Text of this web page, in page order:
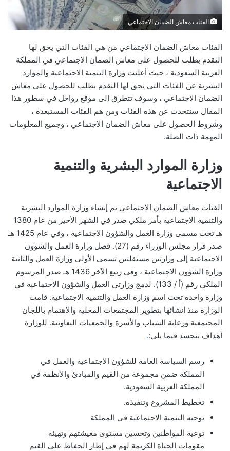
الفئات معاش الضمان الاجتماعي
الفئات معاش الضمان الاجتماعي من هي الفئات التي يحق لها
التقدم بطلب للحصول على معاش الضمان الاجتماعي في المملكة
العربية السعودية ، حيث أعلنت وزارة التنمية الاجتماعية والموارد
البشرية عن الفئات التي يحق لها التقدم بطلب للحصول على معاش
الضمان الاجتماعي ، وسوف تتطرق إلى موقع رواحل في سطور هذا
المقال سنتحدث عن هذه الفئات ومن هم الفئات المستبعدة ،
وشروط الحصول على معاش الضمان الاجتماعي ، وجميع المعلومات
المهمة ذات الصلة.
وزارة الموارد البشرية والتنمية
الاجتماعية
الفئات معاش الضمان الاجتماعي تم إنشاء وزارة الموارد البشرية
والتنمية الاجتماعية بأمر ملكي صدر في الشهر الأخير من عام 1380
هـ تحت مسمى وزارة العمل والشؤون الاجتماعية ، وفي عام 1425 هـ
صدر قرار مجلس الوزراء رقم (27). فصل وزارة العمل والشؤون
الاجتماعية إلى وزارتين مستقلتين تسمى الأولى وزارة العمل والثانية
وزارة الشؤون الاجتماعية ، وفي ربيع الآخر 1436 هـ صدر المرسوم
الملكي رقم (أ / 133). لدمج وزارتي العمل والشؤون الاجتماعية في
وزارة واحدة تحت اسم وزارة العمل والتنمية الاجتماعية. قامت
الوزارة منذ إنشائها بتطوير المجتمعات المحلية والاهتمام باللجان
المجتمعية ورعاية الشباب والأسرة والجمعيات التعاونية. للوزارة
أهداف تتجسد فيما يلي:.
رسم السياسة العامة للشؤون الاجتماعية والعمل في
المملكة ضمن مجموعة من القيم والمبادئ والأنظمة في
المملكة العربية السعودية.
تخطيط المشروع وتنفيذه.
توجيه التنمية الاجتماعية في المملكة
توعية المواطنين وتحسين مستوى معيشتهم وتهيئة
مقومات الحياة الكريمة لهم في إطار الحفاظ على القيم